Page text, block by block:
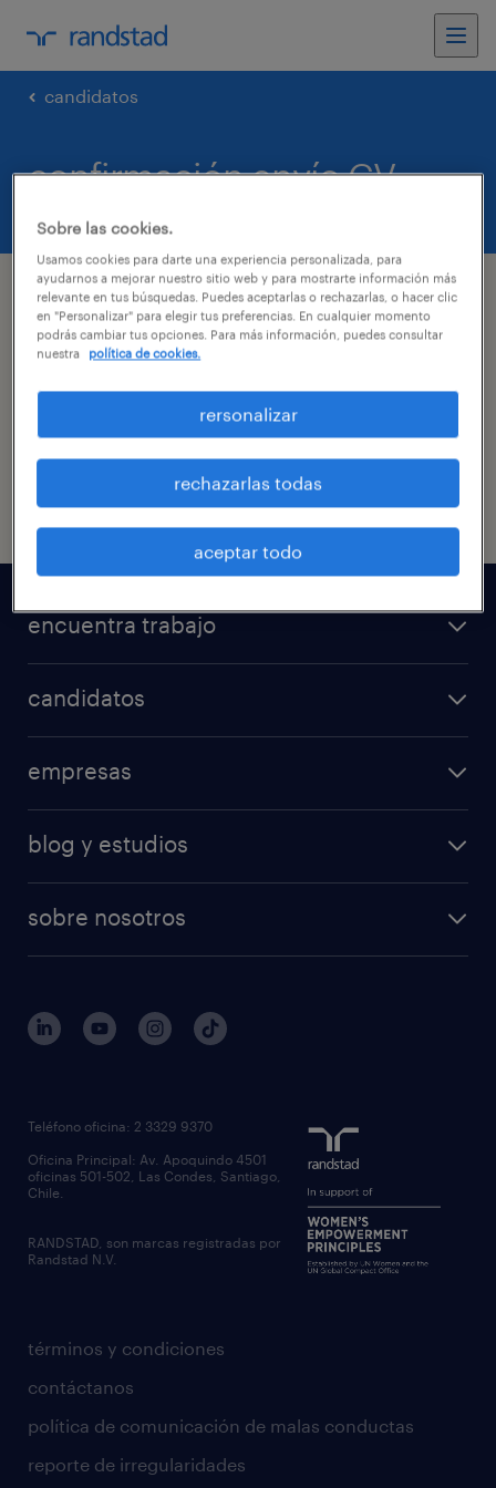
candidatos
confirmación envío CV
Gracias por enviar tu CV
Gracias por enviar tu CV, un consultor de
Randstad se pondrá en contacto en breve.
¿Ya viste algunos de nuestros últimos
encuentra trabajo
candidatos
empresas
blog y estudios
sobre nosotros
términos y condiciones
contáctanos
política de comunicación de malas conductas
reporte de irregularidades
Teléfono oficina: 2 3329 9370
Oficina Principal: Av. Apoquindo 4501
oficinas 501-502, Las Condes, Santiago,
Chile.
RANDSTAD, son marcas registradas por
Randstad N.V.
Sobre las cookies.
Usamos cookies para darte una experiencia personalizada, para
ayudarnos a mejorar nuestro sitio web y para mostrarte información más
relevante en tus búsquedas. Puedes aceptarlas o rechazarlas, o hacer clic
en "Personalizar" para elegir tus preferencias. En cualquier momento
podrás cambiar tus opciones. Para más información, puedes consultar
nuestra
política de cookies.
rersonalizar
rechazarlas todas
aceptar todo